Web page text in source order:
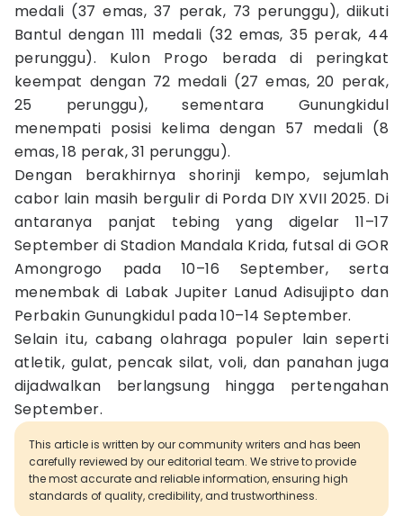
medali (37 emas, 37 perak, 73 perunggu), diikuti
Bantul dengan 111 medali (32 emas, 35 perak, 44
perunggu). Kulon Progo berada di peringkat
keempat dengan 72 medali (27 emas, 20 perak,
25 perunggu), sementara Gunungkidul
menempati posisi kelima dengan 57 medali (8
emas, 18 perak, 31 perunggu).
Dengan berakhirnya shorinji kempo, sejumlah
cabor lain masih bergulir di Porda DIY XVII 2025. Di
antaranya panjat tebing yang digelar 11–17
September di Stadion Mandala Krida, futsal di GOR
Amongrogo pada 10–16 September, serta
menembak di Labak Jupiter Lanud Adisujipto dan
Perbakin Gunungkidul pada 10–14 September.
Selain itu, cabang olahraga populer lain seperti
atletik, gulat, pencak silat, voli, dan panahan juga
dijadwalkan berlangsung hingga pertengahan
September.
This article is written by our community writers and has been
carefully reviewed by our editorial team. We strive to provide
the most accurate and reliable information, ensuring high
standards of quality, credibility, and trustworthiness.